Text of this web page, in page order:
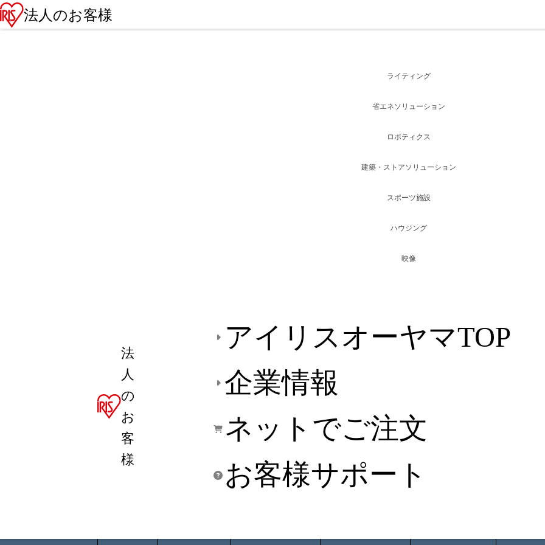
法人のお客様
法
人
の
お
客
様
アイリスオーヤマTOP
企業情報
ネットでご注文
お客様サポート
ライティング
省エネソリューション
ロボティクス
建築・ストアソリューション
スポーツ施設
ハウジング
映像